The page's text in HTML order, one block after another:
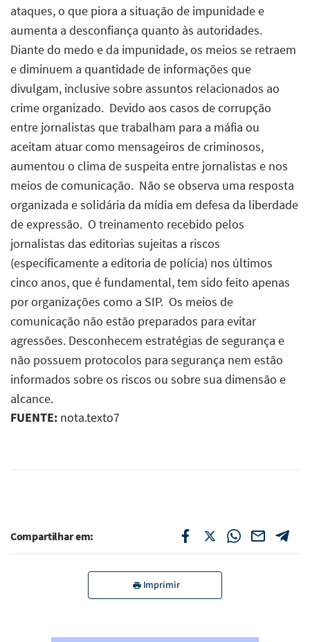
ataques, o que piora a situação de impunidade e
aumenta a desconfiança quanto às autoridades. 
Diante do medo e da impunidade, os meios se retraem
e diminuem a quantidade de informações que
divulgam, inclusive sobre assuntos relacionados ao
crime organizado.  Devido aos casos de corrupção
entre jornalistas que trabalham para a máfia ou
aceitam atuar como mensageiros de criminosos,
aumentou o clima de suspeita entre jornalistas e nos
meios de comunicação.  Não se observa uma resposta
organizada e solidária da mídia em defesa da liberdade
de expressão.  O treinamento recebido pelos
jornalistas das editorias sujeitas a riscos
(especificamente a editoria de polícia) nos últimos
cinco anos, que é fundamental, tem sido feito apenas
por organizações como a SIP.  Os meios de
comunicação não estão preparados para evitar
agressões. Desconhecem estratégias de segurança e
não possuem protocolos para segurança nem estão
informados sobre os riscos ou sobre sua dimensão e
alcance.
FUENTE: nota.texto7
Compartilhar em:
Imprimir